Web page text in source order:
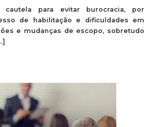
cautela para evitar burocracia, por
de habilitação e dificuldades em
e mudanças de escopo, sobretudo